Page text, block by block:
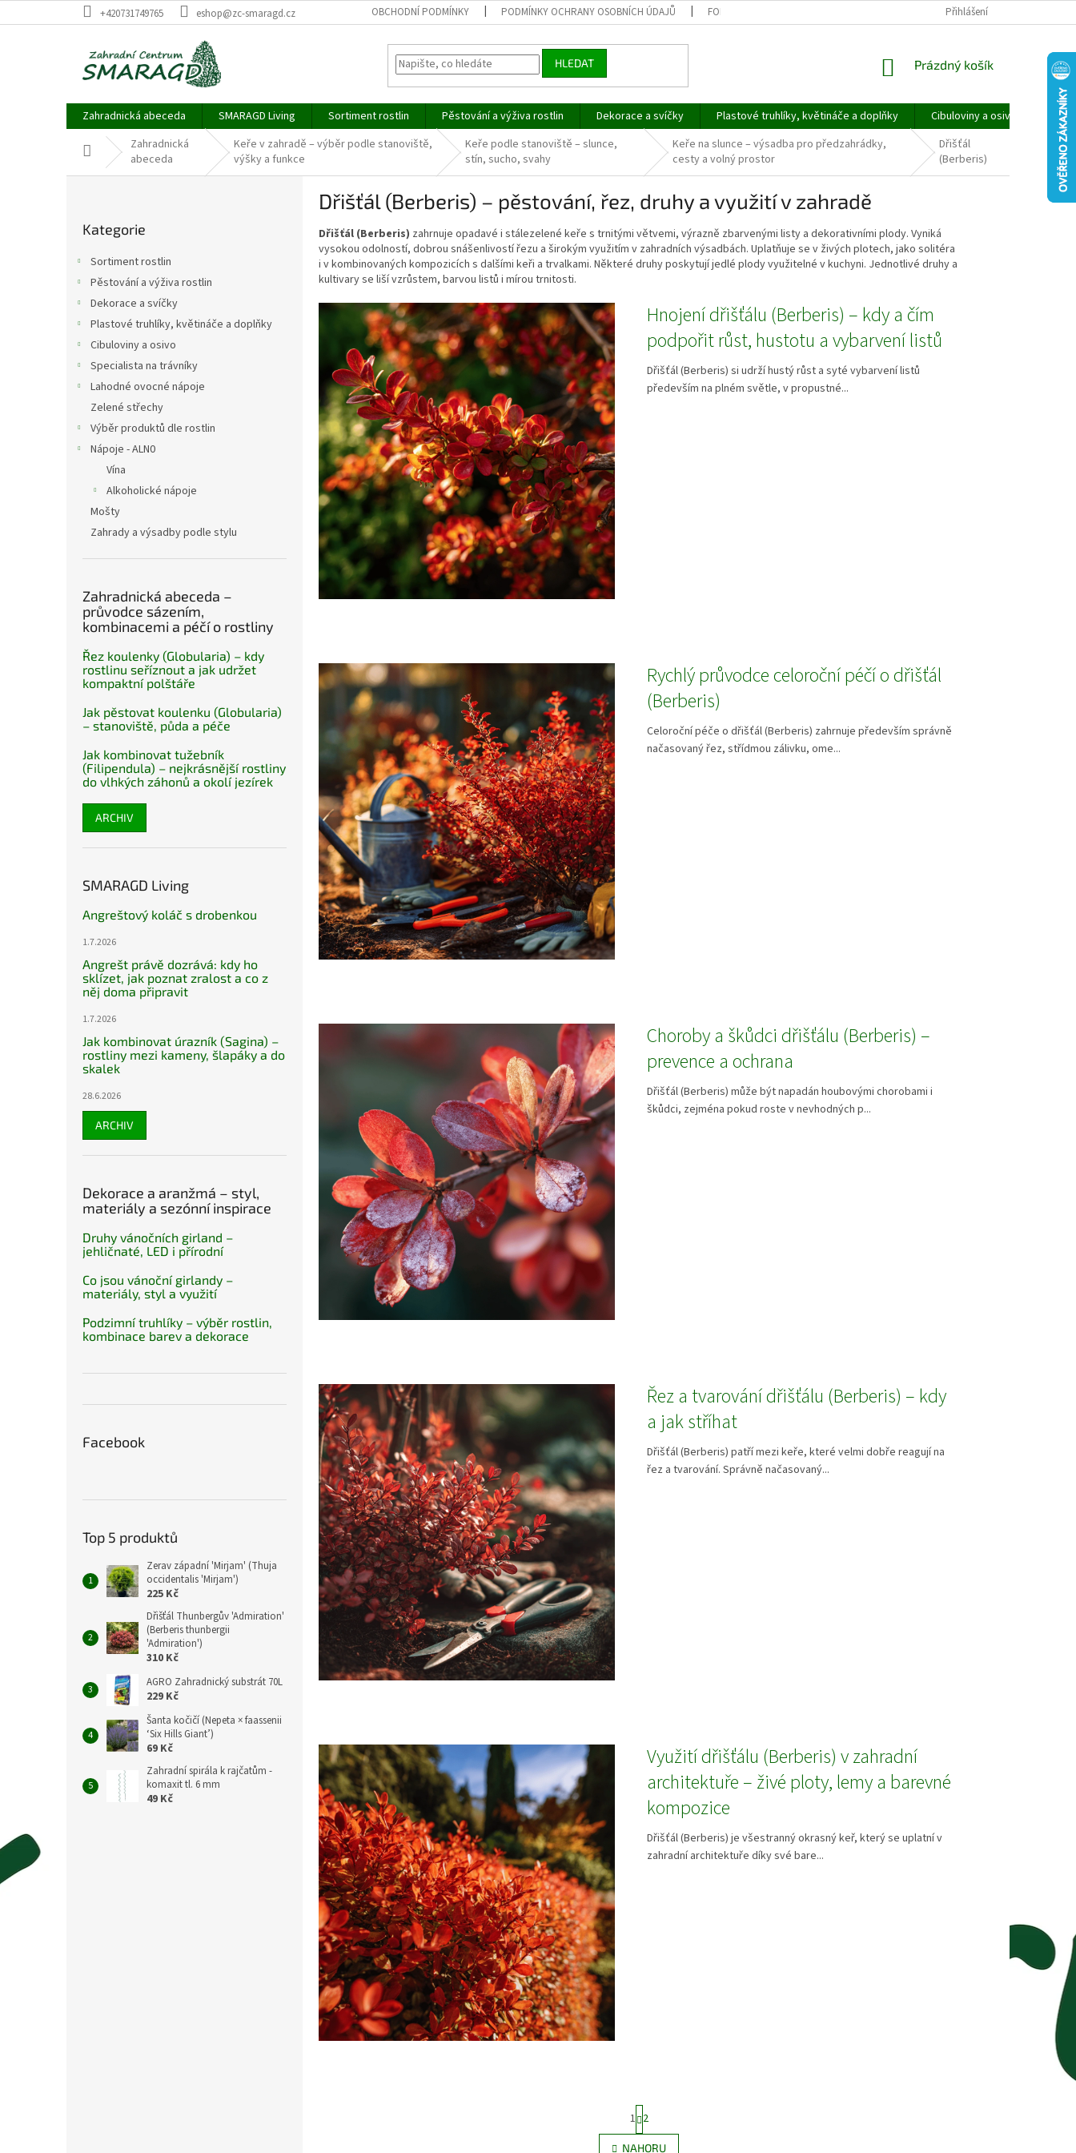
na
+420731749765 eshop@zc-smaragd.cz OBCHODNÍ PODMÍNKY PODMÍNKY OCHRANY OSOBNÍCH ÚDAJŮ FORMULÁŘ PRO UPLATNĚNÍ REKLAMACE REKLAMAČNÍ ŘÁD
Přihlášení
HLEDAT
NÁKUPNÍ
Prázdný košík
Zahradnická abeceda SMARAGD Living Sortiment rostlin Pěstování a výživa rostlin Dekorace a svíčky Plastové truhlíky, květináče a doplňky Cibuloviny a osivo
Domů Zahradnická
abeceda
Keře v zahradě – výběr podle stanoviště,
výšky a funkce
Keře podle stanoviště – slunce,
stín, sucho, svahy
Keře na slunce – výsadba pro předzahrádky,
cesty a volný prostor
Dřišťál
(Berberis)
kategorie
Kategorie
Sortiment rostlin
Pěstování a výživa rostlin
Dekorace a svíčky
Plastové truhlíky, květináče a doplňky
Cibuloviny a osivo
Specialista na trávníky
Lahodné ovocné nápoje
Zelené střechy
Výběr produktů dle rostlin
Nápoje - ALN0
Vína
Alkoholické nápoje
Mošty
Zahrady a výsadby podle stylu
Zahradnická abeceda –
průvodce sázením,
kombinacemi a péčí o rostliny
Řez koulenky (Globularia) – kdy
rostlinu seříznout a jak udržet
kompaktní polštáře
Jak pěstovat koulenku (Globularia)
– stanoviště, půda a péče
Jak kombinovat tužebník
(Filipendula) – nejkrásnější rostliny
do vlhkých záhonů a okolí jezírek
ARCHIV
SMARAGD Living
Angreštový koláč s drobenkou
1.7.2026
Angrešt právě dozrává: kdy ho
sklízet, jak poznat zralost a co z
něj doma připravit
1.7.2026
Jak kombinovat úrazník (Sagina) –
rostliny mezi kameny, šlapáky a do
skalek
28.6.2026
ARCHIV
Dekorace a aranžmá – styl,
materiály a sezónní inspirace
Druhy vánočních girland –
jehličnaté, LED i přírodní
Co jsou vánoční girlandy –
materiály, styl a využití
Podzimní truhlíky – výběr rostlin,
kombinace barev a dekorace
Facebook
Top 5 produktů
Zerav západní 'Mirjam' (Thuja
occidentalis 'Mirjam')
225 Kč
Dřišťál Thunbergův 'Admiration'
(Berberis thunbergii
'Admiration')
310 Kč
AGRO Zahradnický substrát 70L
229 Kč
Šanta kočičí (Nepeta × faassenii
‘Six Hills Giant’)
69 Kč
Zahradní spirála k rajčatům -
komaxit tl. 6 mm
49 Kč
Dřišťál (Berberis) – pěstování, řez, druhy a využití v zahradě
Dřišťál (Berberis) zahrnuje opadavé i stálezelené keře s trnitými větvemi, výrazně zbarvenými listy a dekorativními plody. Vyniká
vysokou odolností, dobrou snášenlivostí řezu a širokým využitím v zahradních výsadbách. Uplatňuje se v živých plotech, jako solitéra
i v kombinovaných kompozicích s dalšími keři a trvalkami. Některé druhy poskytují jedlé plody využitelné v kuchyni. Jednotlivé druhy a
kultivary se liší vzrůstem, barvou listů i mírou trnitosti.
V
č
l
á
n
k
ů
Hnojení dřišťálu (Berberis) – kdy a čím
podpořit růst, hustotu a vybarvení listů
Dřišťál (Berberis) si udrží hustý růst a syté vybarvení listů
především na plném světle, v propustné...
Rychlý průvodce celoroční péčí o dřišťál
(Berberis)
Celoroční péče o dřišťál (Berberis) zahrnuje především správně
načasovaný řez, střídmou zálivku, ome...
Choroby a škůdci dřišťálu (Berberis) –
prevence a ochrana
Dřišťál (Berberis) může být napadán houbovými chorobami i
škůdci, zejména pokud roste v nevhodných p...
Řez a tvarování dřišťálu (Berberis) – kdy
a jak stříhat
Dřišťál (Berberis) patří mezi keře, které velmi dobře reagují na
řez a tvarování. Správně načasovaný...
Využití dřišťálu (Berberis) v zahradní
architektuře – živé ploty, lemy a barevné
kompozice
Dřišťál (Berberis) je všestranný okrasný keř, který se uplatní v
zahradní architektuře díky své bare...
O
S
t
r
1 2
NAHORU